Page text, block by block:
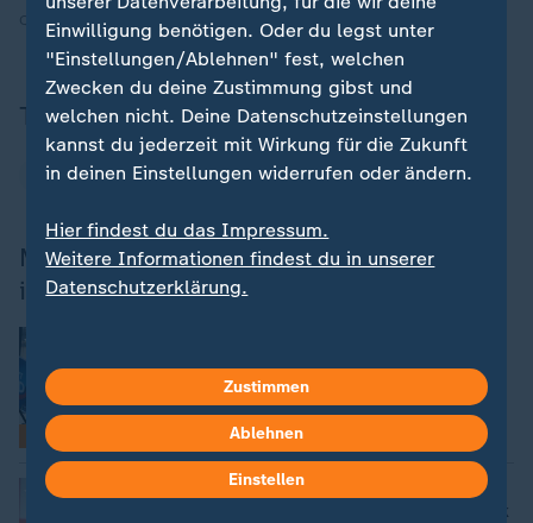
Quelle: AFP, Reuters
Themen
Friedrich Merz CDU
Mehr zur umstrittenen Abstimmung
im Bundestag
Stimmen?
von Dominik Rzepka
Kritik an "Pakt mit der AfD"
Stars machen sich für Brandmauer stark
Einwilligung benötigen. Oder du legst unter
"Einstellungen/Ablehnen" fest, welchen
Zwecken du deine Zustimmung gibst und
welchen nicht. Deine Datenschutzeinstellungen
kannst du jederzeit mit Wirkung für die Zukunft
in deinen Einstellungen widerrufen oder ändern.
Hier findest du das Impressum.
Weitere Informationen findest du in unserer
Datenschutzerklärung.
Zustimmen
Ablehnen
Einstellen